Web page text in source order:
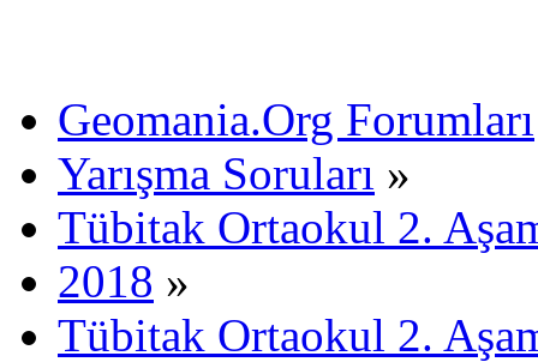
Geomania.Org Forumları
Yarışma Soruları »
Tübitak Ortaokul 2.
2018 »
Tübitak Ortaokul 2.